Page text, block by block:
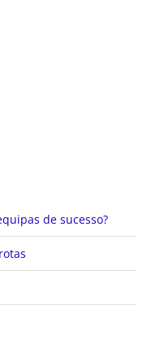
de sucesso?